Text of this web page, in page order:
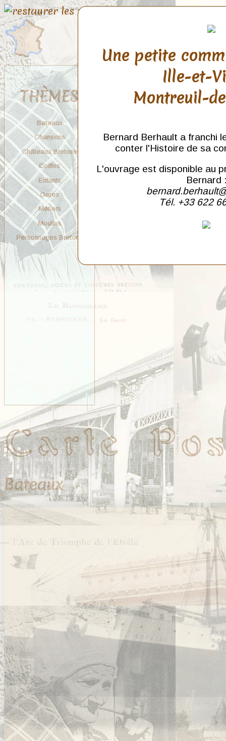
THÈMES
Bateaux
Chansons
Châteaux Bretons
Coiffes
Enfants
Gares
Métiers
Moulins
Personnages Bretons
Bateaux
Une petite
Ille-et-
Montreuil-
Bernard Berhault a franchi
conter l'Histoire de sa
L'ouvrage est disponible au
Bernard
Tél. +33 622